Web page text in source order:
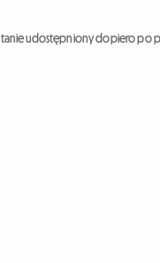
udostępniony dopiero po